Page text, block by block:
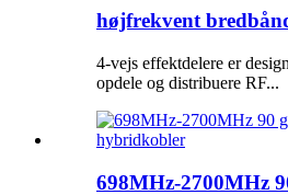
højfrekvent
4-vejs effektdelere er
opdele og distribuere RF...
698MHz-2700MHz